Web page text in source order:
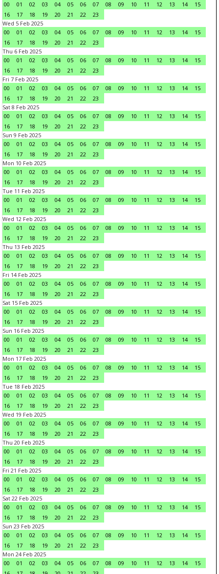
00
01 02 03 04 05 06 07 08 09 10 11 12 13 14
15
16
17 18 19 20 21 22
23
Wed 5 Feb 2025
00
01 02 03 04 05 06 07 08 09 10 11 12 13 14
15
16
17 18 19 20 21 22
23
Thu 6 Feb 2025
00
01 02 03 04 05 06 07 08 09 10 11 12 13 14
15
16
17 18 19 20 21 22
23
Fri 7 Feb 2025
00
01 02 03 04 05 06 07 08 09 10 11 12 13 14
15
16
17 18 19 20 21 22
23
Sat 8 Feb 2025
00
01 02 03 04 05 06 07 08 09 10 11 12 13 14
15
16
17 18 19 20 21 22
23
Sun 9 Feb 2025
00
01 02 03 04 05 06 07 08 09 10 11 12 13 14
15
16
17 18 19 20 21 22
23
Mon 10 Feb 2025
00
01 02 03 04 05 06 07 08 09 10 11 12 13 14
15
16
17 18 19 20 21 22
23
Tue 11 Feb 2025
00
01 02 03 04 05 06 07 08 09 10 11 12 13 14
15
16
17 18 19 20 21 22
23
Wed 12 Feb 2025
00
01 02 03 04 05 06 07 08 09 10 11 12 13 14
15
16
17 18 19 20 21 22
23
Thu 13 Feb 2025
00
01 02 03 04 05 06 07 08 09 10 11 12 13 14
15
16
17 18 19 20 21 22
23
Fri 14 Feb 2025
00
01 02 03 04 05 06 07 08 09 10 11 12 13 14
15
16
17 18 19 20 21 22
23
Sat 15 Feb 2025
00
01 02 03 04 05 06 07 08 09 10 11 12 13 14
15
16
17 18 19 20 21 22
23
Sun 16 Feb 2025
00
01 02 03 04 05 06 07 08 09 10 11 12 13 14
15
16
17 18 19 20 21 22
23
Mon 17 Feb 2025
00
01 02 03 04 05 06 07 08 09 10 11 12 13 14
15
16
17 18 19 20 21 22
23
Tue 18 Feb 2025
00
01 02 03 04 05 06 07 08 09 10 11 12 13 14
15
16
17 18 19 20 21 22
23
Wed 19 Feb 2025
00
01 02 03 04 05 06 07 08 09 10 11 12 13 14
15
16
17 18 19 20 21 22
23
Thu 20 Feb 2025
00
01 02 03 04 05 06 07 08 09 10 11 12 13 14
15
16
17 18 19 20 21 22
23
Fri 21 Feb 2025
00
01 02 03 04 05 06 07 08 09 10 11 12 13 14
15
16
17 18 19 20 21 22
23
Sat 22 Feb 2025
00
01 02 03 04 05 06 07 08 09 10 11 12 13 14
15
16
17 18 19 20 21 22
23
Sun 23 Feb 2025
00
01 02 03 04 05 06 07 08 09 10 11 12 13 14
15
16
17 18 19 20 21 22
23
Mon 24 Feb 2025
00
01 02 03 04 05 06 07 08 09 10 11 12 13 14
15